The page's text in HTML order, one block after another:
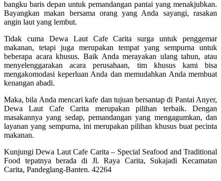
bangku baris depan untuk pemandangan pantai yang menakjubkan.
Bayangkan makan bersama orang yang Anda sayangi, rasakan
angin laut yang lembut.
Tidak cuma Dewa Laut Cafe Carita surga untuk penggemar
makanan, tetapi juga merupakan tempat yang sempurna untuk
beberapa acara khusus. Baik Anda merayakan ulang tahun, atau
menyelenggarakan acara perusahaan, tim khusus kami bisa
mengakomodasi keperluan Anda dan memudahkan Anda membuat
kenangan abadi.
Maka, bila Anda mencari kafe dan tujuan bersantap di Pantai Anyer,
Dewa Laut Cafe Carita merupakan pilihan terbaik. Dengan
masakannya yang sedap, pemandangan yang mengagumkan, dan
layanan yang sempurna, ini merupakan pilihan khusus buat pecinta
makanan.
Kunjungi Dewa Laut Cafe Carita – Special Seafood and Traditional
Food tepatnya berada di Jl. Raya Carita, Sukajadi Kecamatan
Carita, Pandeglang-Banten. 42264